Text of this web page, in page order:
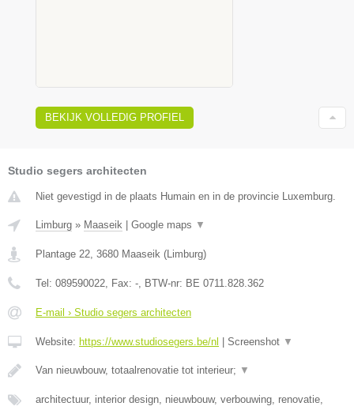
BEKIJK VOLLEDIG PROFIEL
Studio segers architecten
Niet gevestigd in de plaats Humain en in de provincie Luxemburg.
Limburg » Maaseik Google maps ▼
Plantage 22, 3680 Maaseik (Limburg)
Tel: 089590022, Fax: -, BTW-nr: BE 0711.828.362
E-mail › Studio segers architecten
Website: https://www.studiosegers.be/nl Screenshot ▼
Van nieuwbouw, totaalrenovatie tot interieur; ▼
architectuur, interior design, nieuwbouw, verbouwing, renovatie,